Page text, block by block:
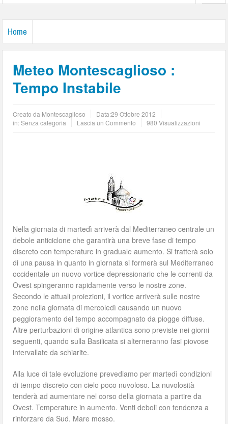
Home
Meteo Montescaglioso :
Tempo Instabile
Creato da Montescaglioso Data:29 Ottobre 2012
in: Senza categoria
Lascia un Commento 980 Visualizzazioni
Nella giornata di martedì arriverà dal Mediterraneo centrale un
debole anticiclone che garantirà una breve fase di tempo
discreto con temperature in graduale aumento. Si tratterà solo
di una pausa in quanto in giornata si formerà sul Mediterraneo
occidentale un nuovo vortice depressionario che le correnti da
Ovest spingeranno rapidamente verso le nostre zone.
Secondo le attuali proiezioni, il vortice arriverà sulle nostre
zone nella giornata di mercoledì causando un nuovo
peggioramento del tempo accompagnato da piogge diffuse.
Altre perturbazioni di origine atlantica sono previste nei giorni
seguenti, quando sulla Basilicata si alterneranno fasi piovose
intervallate da schiarite.
Alla luce di tale evoluzione prevediamo per martedì condizioni
di tempo discreto con cielo poco nuvoloso. La nuvolosità
tenderà ad aumentare nel corso della giornata a partire da
Ovest. Temperature in aumento. Venti deboli con tendenza a
rinforzare da Sud. Mare mosso.